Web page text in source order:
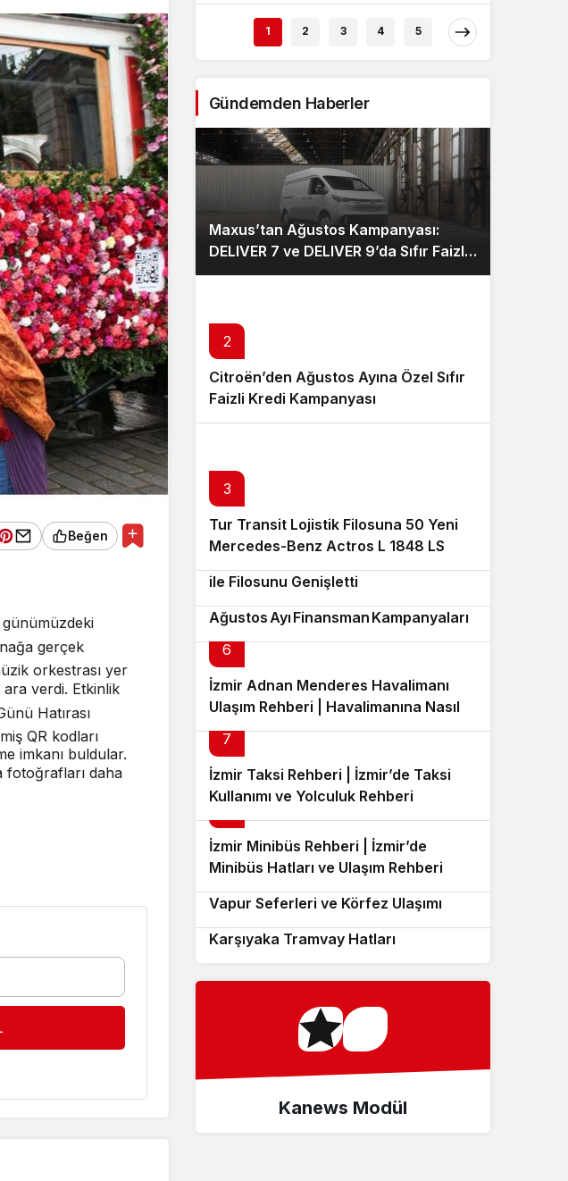
Beğen
günümüzdeki
gerçek
orkestrası yer
ara verdi. Etkinlik
Hatırası
QR kodları
imkanı buldular.
fotoğrafları daha
1 2 3 4 5
Gündemden Haberler
Maxus’tan Ağustos Kampanyası:
DELIVER 7 ve DELIVER 9’da Sıfır Faizli
Kredi ve Özel Fiyat Avantajı
2
Citroën’den Ağustos Ayına Özel Sıfır
Faizli Kredi Kampanyası
3
Tur Transit Lojistik Filosuna 50 Yeni
Mercedes-Benz Actros L 1848 LS
Kattı
4
ile Filosunu Genişletti
Mercedes-Benz’den
Ağustos Ayı Finansman Kampanyaları
6
İzmir Adnan Menderes Havalimanı
Ulaşım Rehberi | Havalimanına Nasıl
Gidilir?
7
İzmir Taksi Rehberi | İzmir’de Taksi
Kullanımı ve Yolculuk Rehberi
İzmir Minibüs Rehberi | İzmir’de
Minibüs Hatları ve Ulaşım Rehberi
9
İzmir Deniz Ulaşımı Rehberi | İZDENİZ
Vapur Seferleri ve Körfez Ulaşımı
İzmir Tramvay Rehberi | Konak ve
Karşıyaka Tramvay Hatları
Kanews Modül